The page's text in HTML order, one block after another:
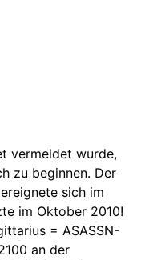
vermeldet wurde,
zu beginnen. Der
sich im
im Oktober 2010!
= ASASSN-
an der